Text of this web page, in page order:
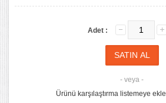
Adet :
- veya -
Ürünü karşılaştırma listemeye ekle